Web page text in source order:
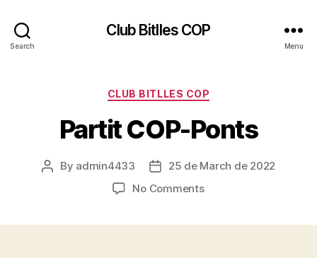
Search
Club Bitlles COP
Menu
Categories
CLUB BITLLES COP
Partit COP-Ponts
Post
By admin4433
Post
date
25 de March de 2022
No Commentson